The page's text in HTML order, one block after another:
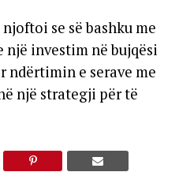
se së bashku me
investim në bujqësi
ndërtimin e serave me
një strategji për të